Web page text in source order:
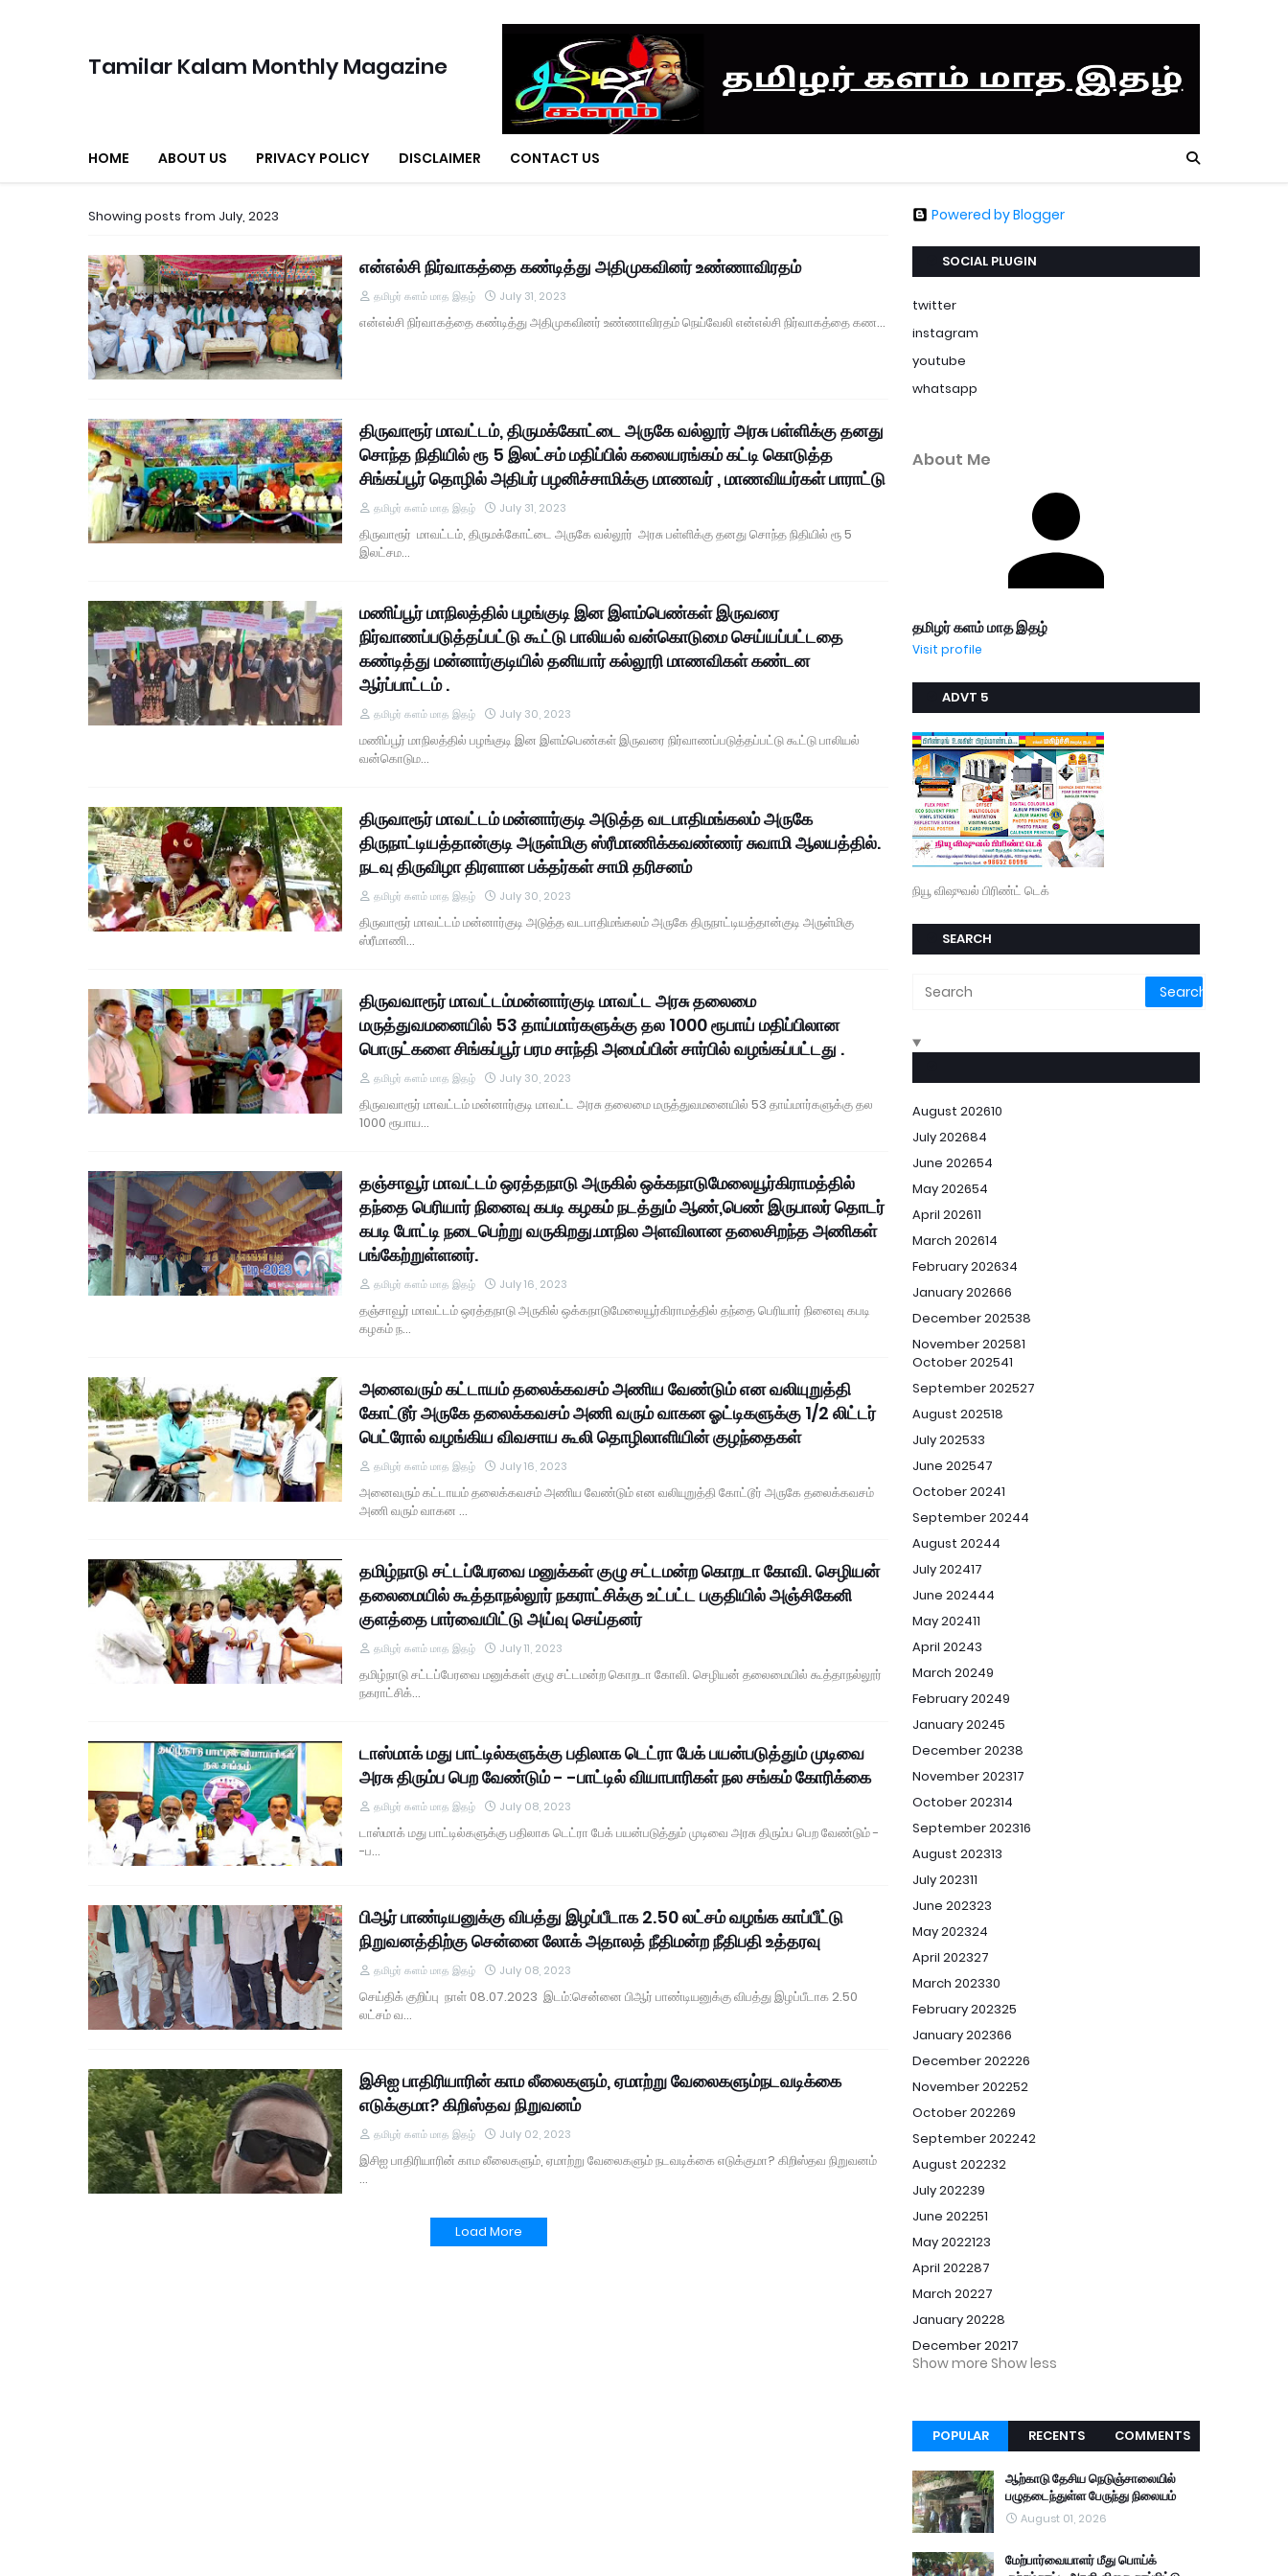
Tamilar Kalam Monthly Magazine
HOME ABOUT US PRIVACY POLICY DISCLAIMER CONTACT US
Showing posts from July, 2023
என்எல்சி நிர்வாகத்தை கண்டித்து அதிமுகவினர் உண்ணாவிரதம்
தமிழர் களம் மாத இதழ் July 31, 2023
என்எல்சி நிர்வாகத்தை கண்டித்து அதிமுகவினர் உண்ணாவிரதம் நெய்வேலி என்எல்சி நிர்வாகத்தை கண…
திருவாரூர் மாவட்டம், திருமக்கோட்டை அருகே வல்லூர் அரசு பள்ளிக்கு தனது
சொந்த நிதியில் ரூ 5 இலட்சம் மதிப்பில் கலையரங்கம் கட்டி கொடுத்த
சிங்கப்பூர் தொழில் அதிபர் பழனிச்சாமிக்கு மாணவர் , மாணவியர்கள் பாராட்டு
தமிழர் களம் மாத இதழ் July 31, 2023
திருவாரூர் மாவட்டம், திருமக்கோட்டை அருகே வல்லூர் அரசு பள்ளிக்கு தனது சொந்த நிதியில் ரூ 5
இலட்சம…
மணிப்பூர் மாநிலத்தில் பழங்குடி இன இளம்பெண்கள் இருவரை
நிர்வாணப்படுத்தப்பட்டு கூட்டு பாலியல் வன்கொடுமை செய்யப்பட்டதை
கண்டித்து மன்னார்குடியில் தனியார் கல்லூரி மாணவிகள் கண்டன
ஆர்ப்பாட்டம் .
தமிழர் களம் மாத இதழ் July 30, 2023
மணிப்பூர் மாநிலத்தில் பழங்குடி இன இளம்பெண்கள் இருவரை நிர்வாணப்படுத்தப்பட்டு கூட்டு பாலியல்
வன்கொடும…
திருவாரூர் மாவட்டம் மன்னார்குடி அடுத்த வடபாதிமங்கலம் அருகே
திருநாட்டியத்தான்குடி அருள்மிகு ஸ்ரீமாணிக்கவண்ணர் சுவாமி ஆலயத்தில்.
நடவு திருவிழா திரளான பக்தர்கள் சாமி தரிசனம்
தமிழர் களம் மாத இதழ் July 30, 2023
திருவாரூர் மாவட்டம் மன்னார்குடி அடுத்த வடபாதிமங்கலம் அருகே திருநாட்டியத்தான்குடி அருள்மிகு
ஸ்ரீமாணி…
திருவவாரூர் மாவட்டம்மன்னார்குடி மாவட்ட அரசு தலைமை
மருத்துவமனையில் 53 தாய்மார்களுக்கு தல 1000 ரூபாய் மதிப்பிலான
பொருட்களை சிங்கப்பூர் பரம சாந்தி அமைப்பின் சார்பில் வழங்கப்பட்டது .
தமிழர் களம் மாத இதழ் July 30, 2023
திருவவாரூர் மாவட்டம் மன்னார்குடி மாவட்ட அரசு தலைமை மருத்துவமனையில் 53 தாய்மார்களுக்கு தல
1000 ரூபாய…
தஞ்சாவூர் மாவட்டம் ஒரத்தநாடு அருகில் ஒக்கநாடுமேலையூர்கிராமத்தில்
தந்தை பெரியார் நினைவு கபடி கழகம் நடத்தும் ஆண்,பெண் இருபாலர் தொடர்
கபடி போட்டி நடைபெற்று வருகிறது.மாநில அளவிலான தலைசிறந்த அணிகள்
பங்கேற்றுள்ளனர்.
தமிழர் களம் மாத இதழ் July 16, 2023
தஞ்சாவூர் மாவட்டம் ஒரத்தநாடு அருகில் ஒக்கநாடுமேலையூர்கிராமத்தில் தந்தை பெரியார் நினைவு கபடி
கழகம் ந…
அனைவரும் கட்டாயம் தலைக்கவசம் அணிய வேண்டும் என வலியுறுத்தி
கோட்டூர் அருகே தலைக்கவசம் அணி வரும் வாகன ஓட்டிகளுக்கு 1/2 லிட்டர்
பெட்ரோல் வழங்கிய விவசாய கூலி தொழிலாளியின் குழந்தைகள்
தமிழர் களம் மாத இதழ் July 16, 2023
அனைவரும் கட்டாயம் தலைக்கவசம் அணிய வேண்டும் என வலியுறுத்தி கோட்டூர் அருகே தலைக்கவசம்
அணி வரும் வாகன …
தமிழ்நாடு சட்டப்பேரவை மனுக்கள் குழு சட்டமன்ற கொறடா கோவி. செழியன்
தலைமையில் கூத்தாநல்லூர் நகராட்சிக்கு உட்பட்ட பகுதியில் அஞ்சிகேனி
குளத்தை பார்வையிட்டு அய்வு செய்தனர்
தமிழர் களம் மாத இதழ் July 11, 2023
தமிழ்நாடு சட்டப்பேரவை மனுக்கள் குழு சட்டமன்ற கொறடா கோவி. செழியன் தலைமையில் கூத்தாநல்லூர்
நகராட்சிக்…
டாஸ்மாக் மது பாட்டில்களுக்கு பதிலாக டெட்ரா பேக் பயன்படுத்தும் முடிவை
அரசு திரும்ப பெற வேண்டும் - -பாட்டில் வியாபாரிகள் நல சங்கம் கோரிக்கை
தமிழர் களம் மாத இதழ் July 08, 2023
டாஸ்மாக் மது பாட்டில்களுக்கு பதிலாக டெட்ரா பேக் பயன்படுத்தும் முடிவை அரசு திரும்ப பெற வேண்டும் -
-ப…
பிஆர் பாண்டியனுக்கு விபத்து இழப்பீடாக 2.50 லட்சம் வழங்க காப்பீட்டு
நிறுவனத்திற்கு சென்னை லோக் அதாலத் நீதிமன்ற நீதிபதி உத்தரவு
தமிழர் களம் மாத இதழ் July 08, 2023
செய்திக் குறிப்பு நாள் 08.07.2023 இடம்:சென்னை பிஆர் பாண்டியனுக்கு விபத்து இழப்பீடாக 2.50
லட்சம் வ…
இசிஐ பாதிரியாரின் காம லீலைகளும், ஏமாற்று வேலைகளும்நடவடிக்கை
எடுக்குமா? கிறிஸ்தவ நிறுவனம்
தமிழர் களம் மாத இதழ் July 02, 2023
இசிஐ பாதிரியாரின் காம லீலைகளும், ஏமாற்று வேலைகளும் நடவடிக்கை எடுக்குமா? கிறிஸ்தவ நிறுவனம்
…
Load More
Powered by Blogger
SOCIAL PLUGIN
twitter
instagram
youtube
whatsapp
About Me
தமிழர் களம் மாத இதழ்
Visit profile
ADVT 5
நியூ விஷுவல் பிரிண்ட் டெக்
SEARCH
August 202610
July 202684
June 202654
May 202654
April 202611
March 202614
February 202634
January 202666
December 202538
November 202581
October 202541
September 202527
August 202518
July 202533
June 202547
October 20241
September 20244
August 20244
July 202417
June 202444
May 202411
April 20243
March 20249
February 20249
January 20245
December 20238
November 202317
October 202314
September 202316
August 202313
July 202311
June 202323
May 202324
April 202327
March 202330
February 202325
January 202366
December 202226
November 202252
October 202269
September 202242
August 202232
July 202239
June 202251
May 2022123
April 202287
March 20227
January 20228
December 20217
Show more Show less
POPULAR RECENTS COMMENTS
ஆற்காடு தேசிய நெடுஞ்சாலையில்
பழுதடைந்துள்ள பேருந்து நிலையம்
August 01, 2026
மேற்பார்வையாளர் மீது பொய்க்